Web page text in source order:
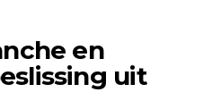
en
uit